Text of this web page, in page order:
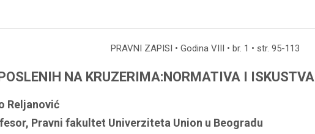
PRAVNI ZAPISI • Godina VIII • br. 1 • str. 95-113
NA KRUZERIMA:NORMATIVA I ISKUSTVA
Reljanović
Pravni fakultet Univerziteta Union u Beogradu